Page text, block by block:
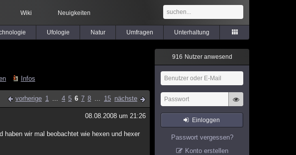
Wiki Neuigkeiten
Ufologie Natur Umfragen Unterhaltung
Infos
vorherige 1 ... 4 5 6 7 8 ... 15 nächste
08.08.2008 um 21:26
wir mal beobachtet wie hexen und hexer
916 Nutzer anwesend
Einloggen
Passwort vergessen?
Konto erstellen